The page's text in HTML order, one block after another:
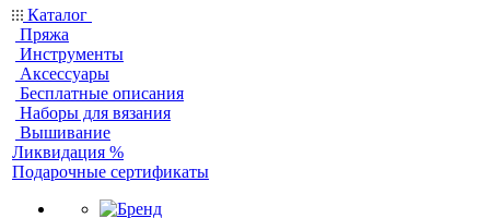
Каталог
Пряжа
Инструменты
Аксессуары
Бесплатные описания
Наборы для вязания
Вышивание
Ликвидация %
Подарочные сертификаты